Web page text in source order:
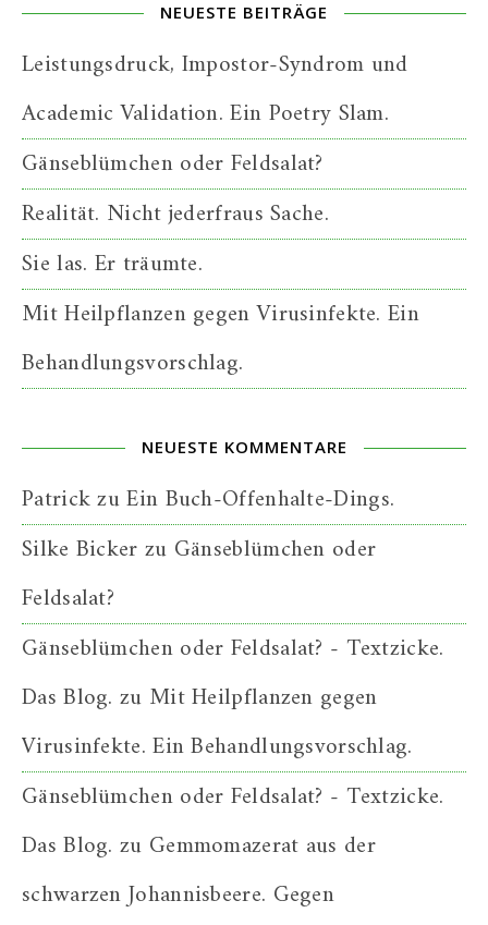
NEUESTE BEITRÄGE
Leistungsdruck, Impostor-Syndrom und
Academic Validation. Ein Poetry Slam.
Gänseblümchen oder Feldsalat?
Realität. Nicht jederfraus Sache.
Sie las. Er träumte.
Mit Heilpflanzen gegen Virusinfekte. Ein
Behandlungsvorschlag.
NEUESTE KOMMENTARE
PatrickzuEin Buch-Offenhalte-Dings.
Silke Bickerzu Gänseblümchen oder
Feldsalat?
Gänseblümchen oder Feldsalat? - Textzicke.
Das Blog. zu Mit Heilpflanzen gegen
Virusinfekte. Ein Behandlungsvorschlag.
Gänseblümchen oder Feldsalat? - Textzicke.
Das Blog. zu Gemmomazerat aus der
schwarzen Johannisbeere. Gegen